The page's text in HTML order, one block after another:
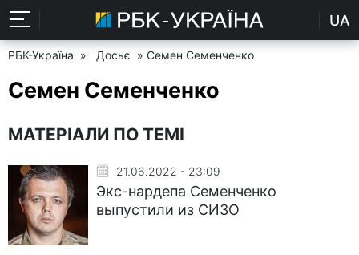
UA
РБК-Україна » Досьє » Семен Семенченко
Семен Семенченко
МАТЕРІАЛИ ПО ТЕМІ
21.06.2022 - 23:09
Экс-нардепа Семенченко
выпустили из СИЗО